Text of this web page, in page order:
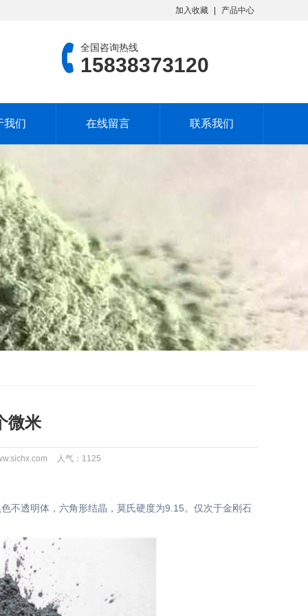
加入收藏 产品中心
全国咨询热线
15838373120
我们 在线留言 联系我们
微米
人气： 1125
不透明体，六角形结晶，莫氏硬度为9.15。仅次于金刚石